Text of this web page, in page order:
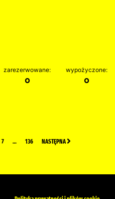
zarezerwowane:
0
wypożyczone:
0
7 … 136 NASTĘPNA